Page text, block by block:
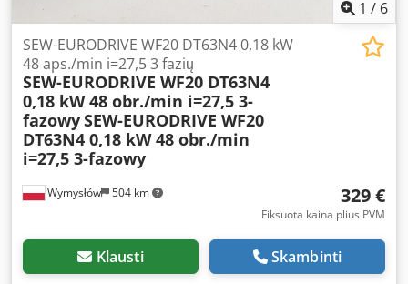
1 / 6
Wymysłów 504 km
SEW-EURODRIVE WF20 DT63N4 0,18 kW
48 aps./min i=27,5 3 fazių
SEW-EURODRIVE WF20 DT63N4
0,18 kW 48 obr./min i=27,5 3-
fazowySEW-EURODRIVE WF20
DT63N4 0,18 kW 48 obr./min
i=27,5 3-fazowy
329 €
Fiksuota kaina plius PVM
Klausti Skambinti